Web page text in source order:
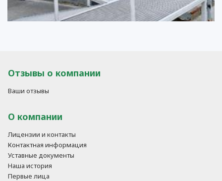
Отзывы о компании
Ваши отзывы
О компании
Лицензии и контакты
Контактная информация
Уставные документы
Наша история
Первые лица